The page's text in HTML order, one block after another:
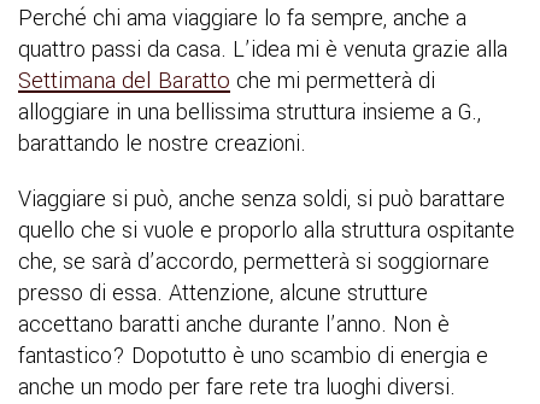
Perché chi ama viaggiare lo fa sempre, anche a
quattro passi da casa. L’idea mi è venuta grazie alla
Settimana del Baratto che mi permetterà di
alloggiare in una bellissima struttura insieme a G.,
barattando le nostre creazioni.
Viaggiare si può, anche senza soldi, si può barattare
quello che si vuole e proporlo alla struttura ospitante
che, se sarà d’accordo, permetterà si soggiornare
presso di essa. Attenzione, alcune strutture
accettano baratti anche durante l’anno. Non è
fantastico? Dopotutto è uno scambio di energia e
anche un modo per fare rete tra luoghi diversi.